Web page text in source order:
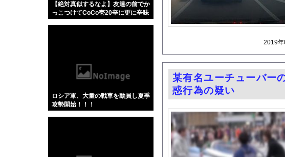
【絶対真似するなよ】友達の前でか
っこつけてCoCo壱20辛に更に辛味
ロシア軍、大量の戦車を動員し夏季
攻勢開始！！！
【衝撃】「かわいい虫」ランキング、つい
「アメリカのヤンキーがアジア人にケン
【悲報】「蕎麦」とかいう自炊最強のメ
【4/4】嫁が浮気をしている。私の知らな
【動画】 じゅぼぼぼ！え！これが芸能人
韓国政府「3年前に石炭火発のアンモニ
【デレマス】Pの家の合鍵を勝手に作って
三大傑作ゼルダライク「The Binding of
【困惑】恵俊彰さん「総理がいろんなと
【動画】うそでしょー！藤沢市で撮影さ
【動画】中国の山道で撮影された恐怖映
2019年
某有名ユーチューバー
惑行為の疑い